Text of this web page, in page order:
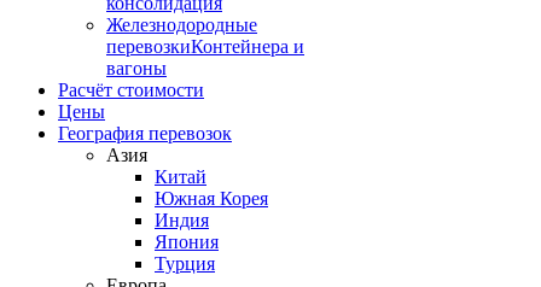
Железнодородные
перевозкиКонтейнера и
вагоны
Расчёт стоимости
Цены
География перевозок
Азия
Китай
Южная Корея
Индия
Япония
Турция